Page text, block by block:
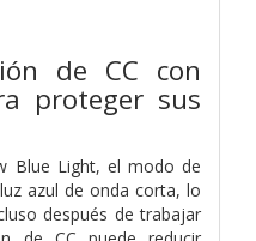
de CC con
proteger sus
Blue Light, el modo de
azul de onda corta, lo
después de trabajar